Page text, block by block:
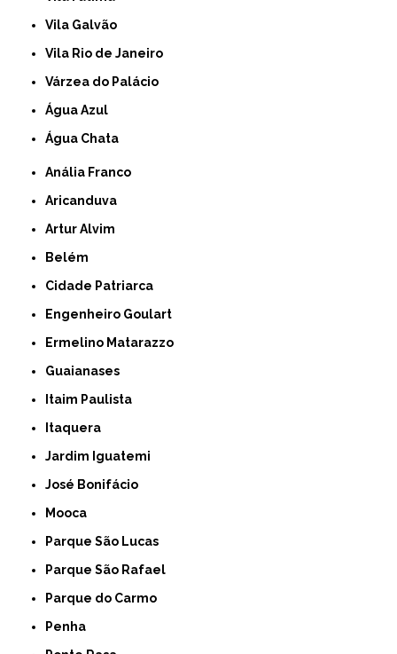
Vila Galvão
Vila Rio de Janeiro
Várzea do Palácio
Água Azul
Água Chata
Anália Franco
Aricanduva
Artur Alvim
Belém
Cidade Patriarca
Engenheiro Goulart
Ermelino Matarazzo
Guaianases
Itaim Paulista
Itaquera
Jardim Iguatemi
José Bonifácio
Mooca
Parque São Lucas
Parque São Rafael
Parque do Carmo
Penha